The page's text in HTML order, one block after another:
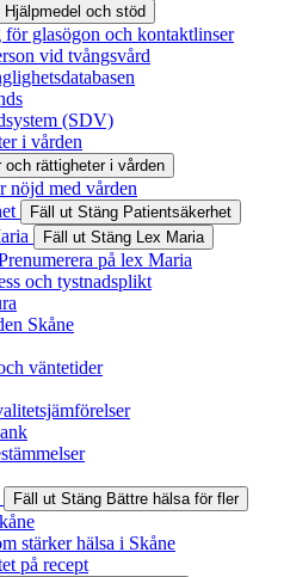
Hjälpmedel och stöd
för glasögon och kontaktlinser
vid tvångsvård
(SDV)
i vården
och rättigheter i vården
nöjd med vården
Fäll ut Stäng Patientsäkerhet
Fäll ut Stäng Lex Maria
på lex Maria
och tystnadsplikt
Skåne
väntetider
Fäll ut Stäng Bättre hälsa för fler
stärker hälsa i Skåne
på recept